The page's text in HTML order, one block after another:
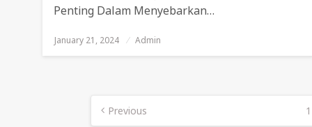
Penting Dalam Menyebarkan…
Posted
January 21, 2024 Admin
Posts
Previous 1